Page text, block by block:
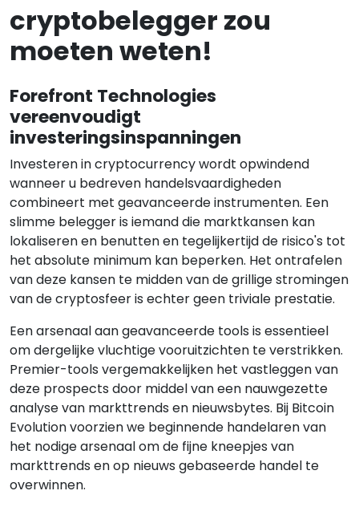
cryptobelegger zou
moeten weten!
Forefront Technologies
vereenvoudigt
investeringsinspanningen
Investeren in cryptocurrency wordt opwindend
wanneer u bedreven handelsvaardigheden
combineert met geavanceerde instrumenten. Een
slimme belegger is iemand die marktkansen kan
lokaliseren en benutten en tegelijkertijd de risico's tot
het absolute minimum kan beperken. Het ontrafelen
van deze kansen te midden van de grillige stromingen
van de cryptosfeer is echter geen triviale prestatie.
Een arsenaal aan geavanceerde tools is essentieel
om dergelijke vluchtige vooruitzichten te verstrikken.
Premier-tools vergemakkelijken het vastleggen van
deze prospects door middel van een nauwgezette
analyse van markttrends en nieuwsbytes. Bij Bitcoin
Evolution voorzien we beginnende handelaren van
het nodige arsenaal om de fijne kneepjes van
markttrends en op nieuws gebaseerde handel te
overwinnen.